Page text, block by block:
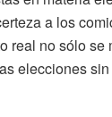
a los
real no sólo
elecciones